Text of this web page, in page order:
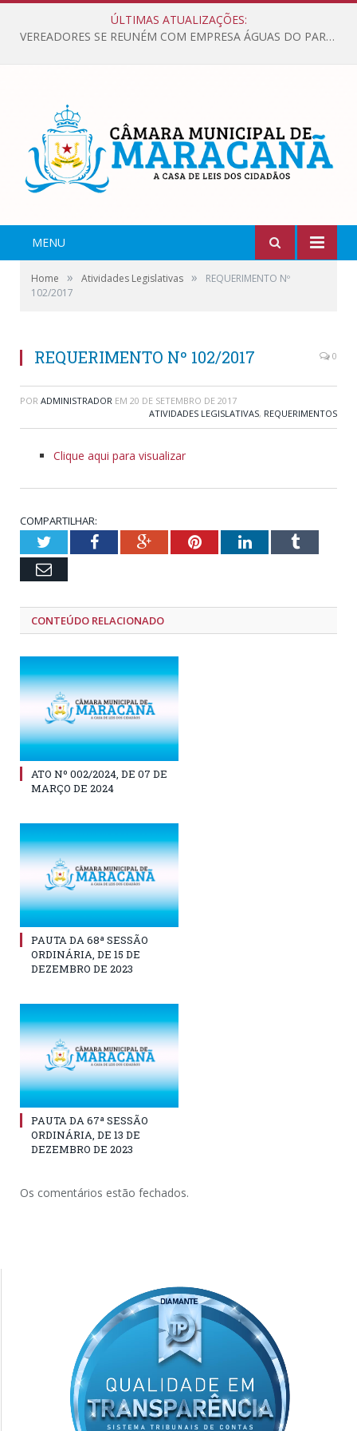
ÚLTIMAS ATUALIZAÇÕES:
VEREADORES SE REUNÉM COM EMPRESA ÁGUAS DO PARÁ, PARA APRESENTAR REIVINDICAÇÕES E MELHORIAS NA QUALIDADE DOS SERVIÇOS OFERECIDOS Á POPULAÇÃO.
MENU
Home » Atividades Legislativas »
REQUERIMENTO Nº
102/2017
REQUERIMENTO Nº 102/2017 0
POR ADMINISTRADOR EM 20 DE SETEMBRO DE 2017
ATIVIDADES LEGISLATIVAS, REQUERIMENTOS
Clique aqui para visualizar
COMPARTILHAR:
TwitterFacebookGoogle+PinterestLinkedInTumblr
Email
CONTEÚDO RELACIONADO
ATO Nº 002/2024, DE 07 DE
MARÇO DE 2024
PAUTA DA 68ª SESSÃO
ORDINÁRIA, DE 15 DE
DEZEMBRO DE 2023
PAUTA DA 67ª SESSÃO
ORDINÁRIA, DE 13 DE
DEZEMBRO DE 2023
Os comentários estão fechados.